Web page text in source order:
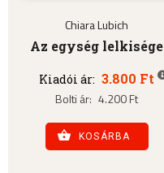
Chiara Lubich
Az egység lelkisége
Kiadói ár: 3.800 Ft
Bolti ár: 4.200 Ft
KOSÁRBA